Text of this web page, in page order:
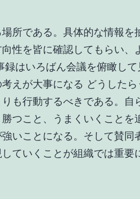
所である。具体的な情報を
性を皆に確認してもらい、
録はいろばん会議を俯瞰し
えが大事になる どうしたら
も行動するべきである。自
つこと、うまくいくことを
いことになる。そして賛同
ていくことが組織では重要